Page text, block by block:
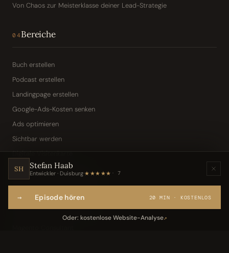
Von Chaos zur Meisterklasse deiner Lead-Strategie
04Bereiche
Buch erstellen
Podcast erstellen
Landingpage erstellen
Google-Ads-Kosten senken
Ads optimieren
Sichtbar werden
Digitale Visitenkarte
KI-Assistent (Toni · Jarvis)
Webseite per Sprache
SH Stefan Haab
Entwickler · Duisburg·★★★★★ 7
→ Episode hören 20 MIN · KOSTENLOS
Oder: kostenlose Website-Analyse↗